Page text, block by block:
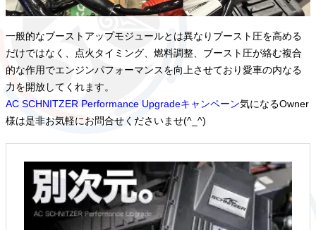
一般的なブーストアップモジュールとは異なりブースト圧を高める
だけではなく、点火タイミング、燃料調整、ブースト圧が絡む複合
的な作用でエンジンパフォーマンスを向上させており愛車の内なる
力を開放してくれます。
AC SCHNITZER Performance Upgradeキャンペーン気になるOwner
様は是非お気軽にお問合せくださいませ(^_^)